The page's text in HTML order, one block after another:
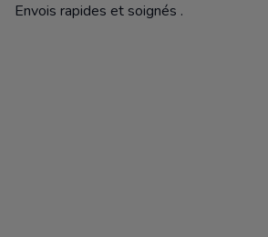
Envois rapides et soignés .